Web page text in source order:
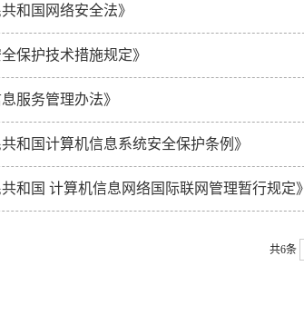
共和国网络安全法》
全保护技术措施规定》
服务管理办法》
共和国计算机信息系统安全保护条例》
共和国 计算机信息网络国际联网管理暂行规定》
共6条